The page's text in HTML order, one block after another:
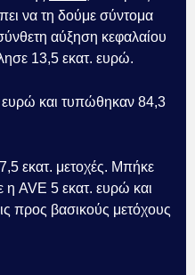
να τη δούμε σύντομα
αύξηση κεφαλαίου
13,5 εκατ. ευρώ.
ευρώ και τυπώθηκαν 84,3
εκατ. μετοχές. Μπήκε
η AVE 5 εκατ. ευρώ και
προς βασικούς μετόχους